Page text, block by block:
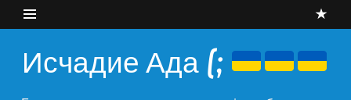
content
Исчадие Ада (;